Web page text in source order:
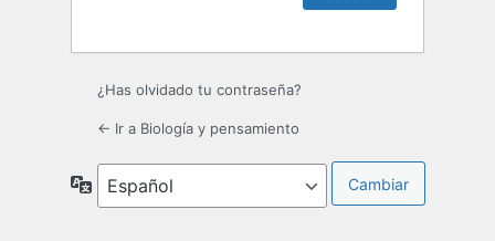
¿Has olvidado tu contraseña?
← Ir a Biología y pensamiento
Idioma